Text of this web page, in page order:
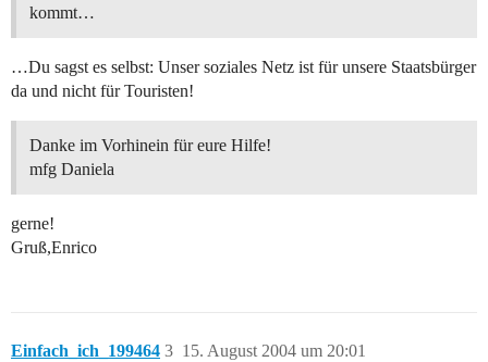
kommt…
…Du sagst es selbst: Unser soziales Netz ist für unsere Staatsbürger
da und nicht für Touristen!
Danke im Vorhinein für eure Hilfe!
mfg Daniela
gerne!
Gruß,Enrico
Einfach_ich_199464 15. August 2004 um 20:01
3